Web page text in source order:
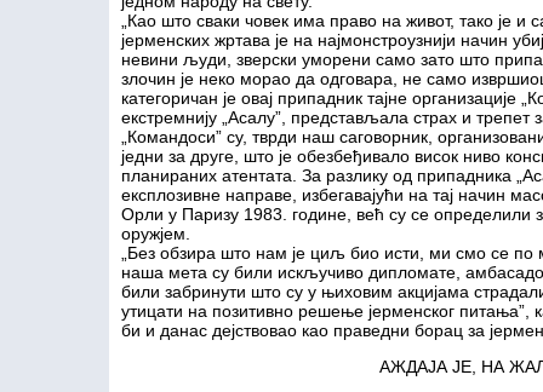
„Као што сваки човек има право на живот, тако је
јерменских жртава је на најмонстроузнији начин
невини људи, зверски уморени само зато што
злочин је неко морао да одговара, не само
категоричан је овај припадник тајне организације
екстремнију „Асалу”, представљала страх и трепет
„Командоси” су, тврди наш саговорник,
једни за друге, што је обезбеђивало висок ниво
планираних атентата. За разлику од припадника
експлозивне направе, избегавајући на тај начин
Орли у Паризу 1983. године, већ су се определили
оружјем.
„Без обзира што нам је циљ био исти, ми смо се
наша мета су били искључиво дипломате,
били забринути што су у њиховим акцијама
утицати на позитивно решење јерменског питања”,
би и данас дејствовао као праведни борац за
АЖДАЈА ЈЕ, НА